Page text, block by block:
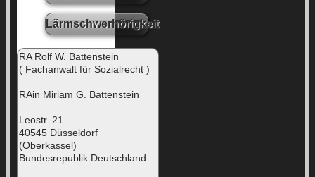
Lärmschwerhörigkeit
RA Rolf W. Battenstein
( Fachanwalt für Sozialrecht )
RAin Miriam G. Battenstein
Leostr. 21
40545 Düsseldorf
(Oberkassel)
Bundesrepublik Deutschland